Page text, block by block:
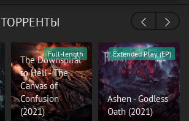
The Downspiral
to Hell - The
Canvas of
Confusion
(2021)
Full-length
Ashen - Godless
Oath (2021)
Extended Play (EP)